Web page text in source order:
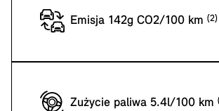
Emisja 142g CO2/100 km
Zużycie paliwa 5.4l/100 km